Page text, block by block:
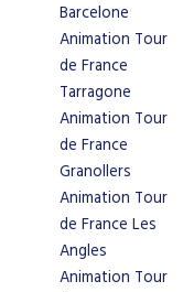
Barcelone
Animation Tour
de France
Tarragone
Animation Tour
de France
Granollers
Animation Tour
de France Les
Angles
Animation Tour